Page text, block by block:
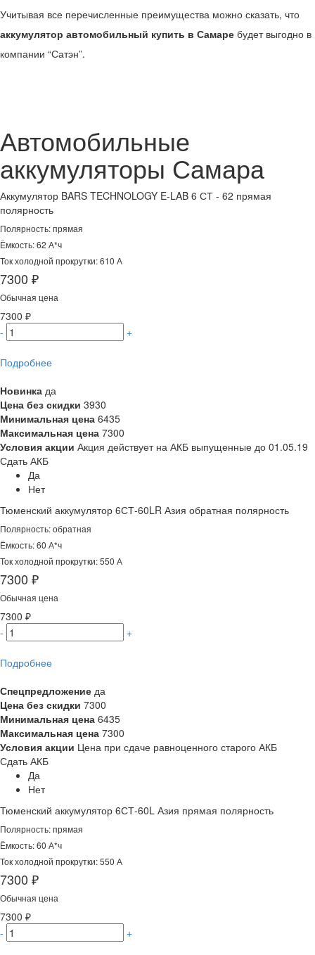
Учитывая все перечисленные преимущества можно сказать, что
аккумулятор автомобильный купить в Самаре будет выгодно в
компании “Сатэн”.
Автомобильные
аккумуляторы Самара
Аккумулятор BARS TECHNOLOGY E-LAB 6 СТ - 62 прямая
полярность
Полярность: прямая
Ёмкость: 62 А*ч
Ток холодной прокрутки: 610 А
7300 ₽
Обычная цена
7300 ₽
-
+
Подробнее
Новинка да
Цена без скидки 3930
Минимальная цена 6435
Максимальная цена 7300
Условия акции Акция действует на АКБ выпущенные до 01.05.19
Сдать АКБ
Да
Нет
Тюменский аккумулятор 6СТ-60LR Азия обратная полярность
Полярность: обратная
Ёмкость: 60 А*ч
Ток холодной прокрутки: 550 А
7300 ₽
Обычная цена
7300 ₽
-
+
Подробнее
Спецпредложение да
Цена без скидки 7300
Минимальная цена 6435
Максимальная цена 7300
Условия акции Цена при сдаче равноценного старого АКБ
Сдать АКБ
Да
Нет
Тюменский аккумулятор 6СТ-60L Азия прямая полярность
Полярность: прямая
Ёмкость: 60 А*ч
Ток холодной прокрутки: 550 А
7300 ₽
Обычная цена
7300 ₽
-
+